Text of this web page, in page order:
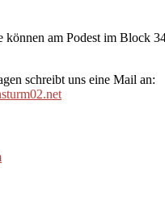
können am Podest im Block
schreibt uns eine Mail an: